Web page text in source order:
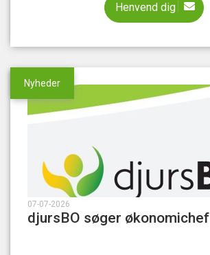
Henvend dig
Nyheder
07-07-2026
djursBO søger økonomichef